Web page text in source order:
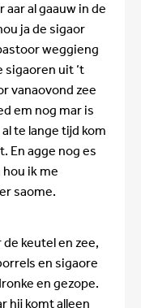
aar al gaauw in de
ja de sigaor
weggieng
sigaoren uit ‘t
vanaovond zee
em nog mar is
te lange tijd kom
En agge nog es
ik me
saome.
keutel en zee,
en sigaore
en gezope.
hij komt alleen